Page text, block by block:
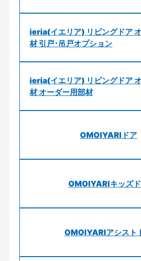
ieria(イエリア) リビングドア
材 引戸･吊戸オプション
ieria(イエリア) リビングドア
材 オーダー用部材
OMOIYARIドア
OMOIYARIキッズ
OMOIYARIアシスト